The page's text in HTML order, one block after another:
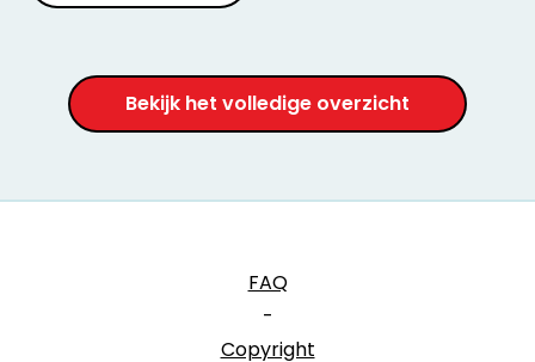
Bekijk het volledige overzicht
FAQ
-
Copyright